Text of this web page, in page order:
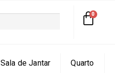
Sala de Jantar Quarto